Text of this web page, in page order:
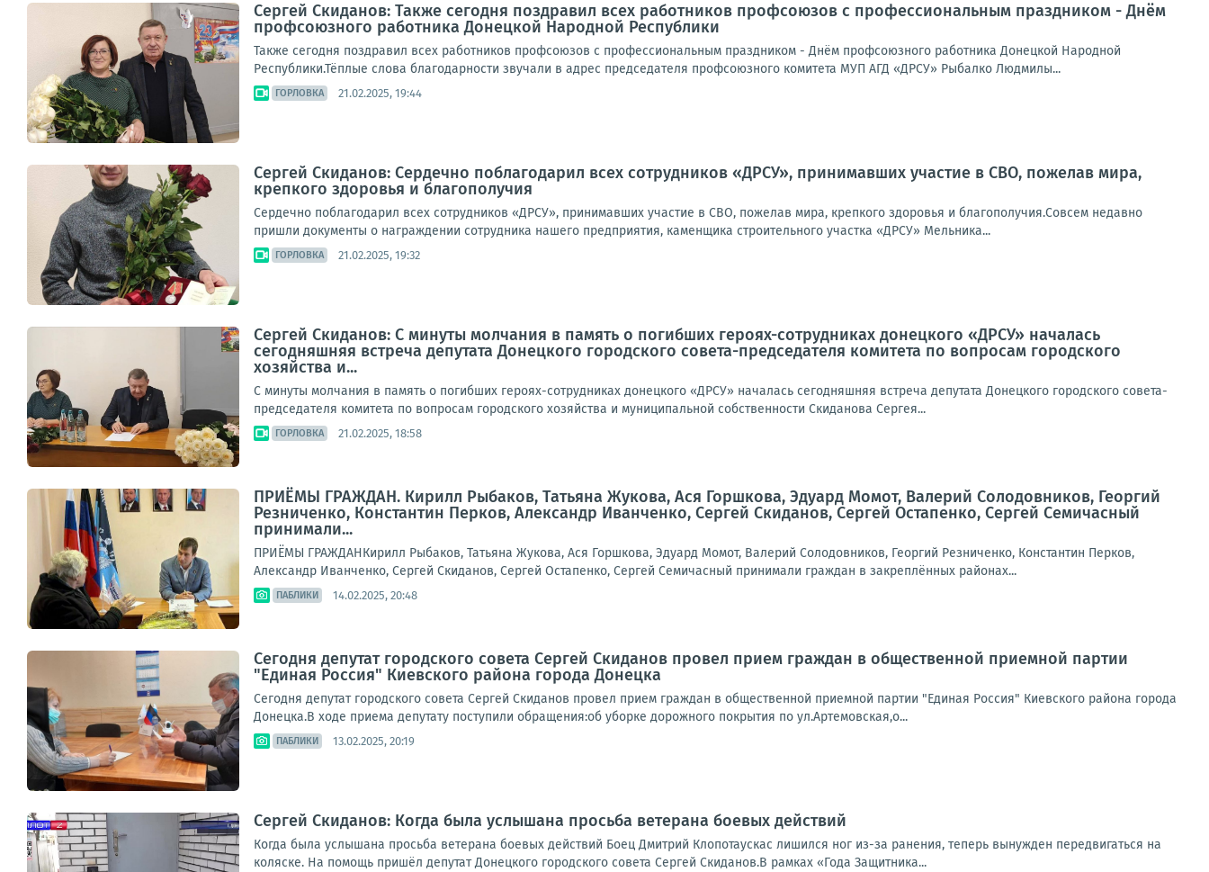
Сергей Скиданов: Также сегодня поздравил всех работников профсоюзов с профессиональным праздником - Днём
профсоюзного работника Донецкой Народной Республики
Также сегодня поздравил всех работников профсоюзов с профессиональным праздником - Днём профсоюзного работника Донецкой Народной
Республики.Тёплые слова благодарности звучали в адрес председателя профсоюзного комитета МУП АГД «ДРСУ» Рыбалко Людмилы...
ГОРЛОВКА 21.02.2025, 19:44
Сергей Скиданов: Сердечно поблагодарил всех сотрудников «ДРСУ», принимавших участие в СВО, пожелав мира,
крепкого здоровья и благополучия
Сердечно поблагодарил всех сотрудников «ДРСУ», принимавших участие в СВО, пожелав мира, крепкого здоровья и благополучия.Совсем недавно
пришли документы о награждении сотрудника нашего предприятия, каменщика строительного участка «ДРСУ» Мельника...
ГОРЛОВКА 21.02.2025, 19:32
Сергей Скиданов: С минуты молчания в память о погибших героях-сотрудниках донецкого «ДРСУ» началась
сегодняшняя встреча депутата Донецкого городского совета-председателя комитета по вопросам городского
хозяйства и...
С минуты молчания в память о погибших героях-сотрудниках донецкого «ДРСУ» началась сегодняшняя встреча депутата Донецкого городского совета-
председателя комитета по вопросам городского хозяйства и муниципальной собственности Скиданова Сергея...
ГОРЛОВКА 21.02.2025, 18:58
ПРИЁМЫ ГРАЖДАН. Кирилл Рыбаков, Татьяна Жукова, Ася Горшкова, Эдуард Момот, Валерий Солодовников, Георгий
Резниченко, Константин Перков, Александр Иванченко, Сергей Скиданов, Сергей Остапенко, Сергей Семичасный
принимали...
ПРИЁМЫ ГРАЖДАНКирилл Рыбаков, Татьяна Жукова, Ася Горшкова, Эдуард Момот, Валерий Солодовников, Георгий Резниченко, Константин Перков,
Александр Иванченко, Сергей Скиданов, Сергей Остапенко, Сергей Семичасный принимали граждан в закреплённых районах...
ПАБЛИКИ 14.02.2025, 20:48
Сегодня депутат городского совета Сергей Скиданов провел прием граждан в общественной приемной партии
"Единая Россия" Киевского района города Донецка
Сегодня депутат городского совета Сергей Скиданов провел прием граждан в общественной приемной партии "Единая Россия" Киевского района города
Донецка.В ходе приема депутату поступили обращения:об уборке дорожного покрытия по ул.Артемовская,о...
ПАБЛИКИ 13.02.2025, 20:19
Сергей Скиданов: Когда была услышана просьба ветерана боевых действий
Когда была услышана просьба ветерана боевых действий Боец Дмитрий Клопотаускас лишился ног из-за ранения, теперь вынужден передвигаться на
коляске. На помощь пришёл депутат Донецкого городского совета Сергей Скиданов.В рамках «Года Защитника...